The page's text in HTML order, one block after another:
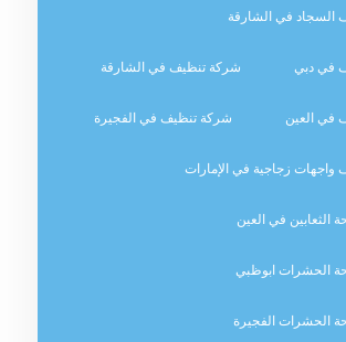
السجاد في الشارقة
في دبي شركة تنظيف في الشارقة
في العين شركة تنظيف في الفجيرة
واجهات زجاجية في الإمارات
الثعابين في العين
الحشرات ابوظبي
الحشرات الفجيرة